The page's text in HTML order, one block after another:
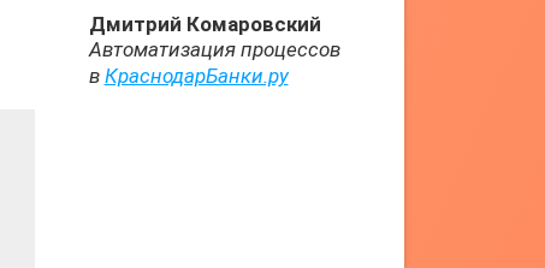
Дмитрий Комаровский
Автоматизация процессов
в КраснодарБанки.ру